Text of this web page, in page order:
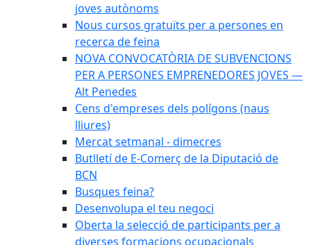
joves autònoms
Nous cursos gratuïts per a persones en
recerca de feina
NOVA CONVOCATÒRIA DE SUBVENCIONS
PER A PERSONES EMPRENEDORES JOVES —
Alt Penedes
Cens d'empreses dels polígons (naus
lliures)
Mercat setmanal - dimecres
Butlletí de E-Comerç de la Diputació de
BCN
Busques feina?
Desenvolupa el teu negoci
Oberta la selecció de participants per a
diverses formacions ocupacionals